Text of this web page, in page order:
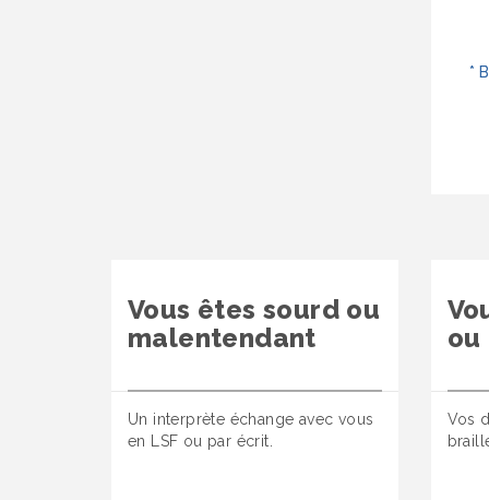
*
Vous êtes sourd ou
malentendant
Un interprète échange avec vous
en LSF ou par écrit.
ou
Vos